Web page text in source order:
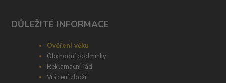
DŮLEŽITÉ INFORMACE
Ověření věku
Obchodní podmínky
Reklamační řád
Vrácení zboží